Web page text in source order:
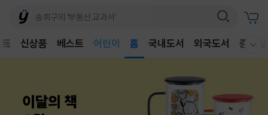
신상품 베스트
어린이
독후감
홈 국내도서 외국도서 중고샵